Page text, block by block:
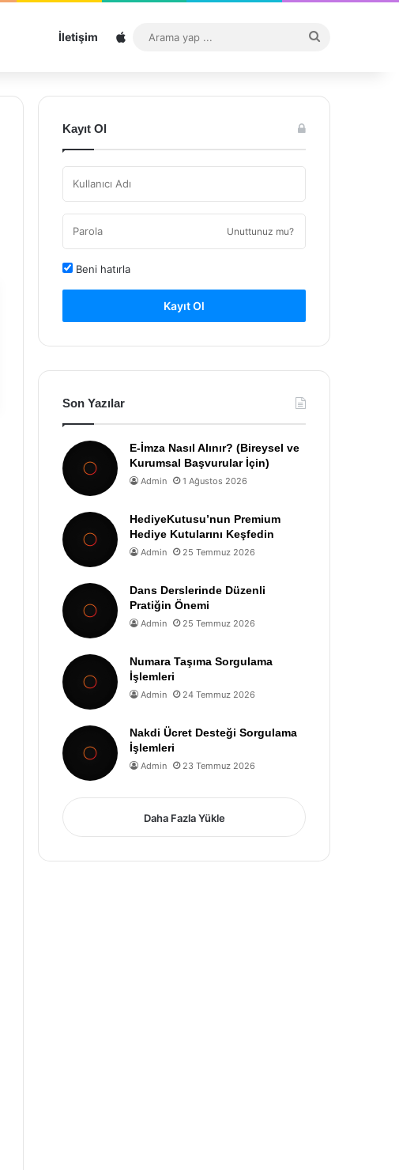
İletişim Sitemap
...
Kayıt Ol
Unuttunuz mu?
Beni hatırla
Kayıt Ol
Son Yazılar
E-İmza Nasıl Alınır? (Bireysel ve
Kurumsal Başvurular İçin)
Admin 1 Ağustos 2026
HediyeKutusu’nun Premium
Hediye Kutularını Keşfedin
Admin 25 Temmuz 2026
Dans Derslerinde Düzenli
Pratiğin Önemi
Admin 25 Temmuz 2026
Numara Taşıma Sorgulama
İşlemleri
Admin 24 Temmuz 2026
Nakdi Ücret Desteği Sorgulama
İşlemleri
Admin 23 Temmuz 2026
Daha Fazla Yükle